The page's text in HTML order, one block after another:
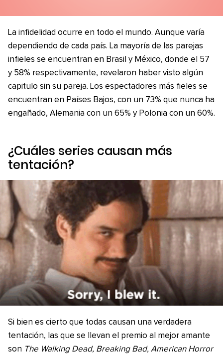
La infidelidad ocurre en todo el mundo. Aunque varía
dependiendo de cada país. La mayoría de las parejas
infieles se encuentran en Brasil y México, donde el 57
y 58% respectivamente, revelaron haber visto algún
capitulo sin su pareja. Los espectadores más fieles se
encuentran en Países Bajos, con un 73% que nunca ha
engañado, Alemania con un 65% y Polonia con un 60%.
¿Cuáles series causan más
tentación?
Si bien es cierto que todas causan una verdadera
tentación, las que se llevan el premio al mejor amante
son The Walking Dead, Breaking Bad, American Horror